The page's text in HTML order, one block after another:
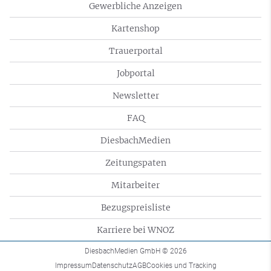
Gewerbliche Anzeigen
Kartenshop
Trauerportal
Jobportal
Newsletter
FAQ
DiesbachMedien
Zeitungspaten
Mitarbeiter
Bezugspreisliste
Karriere bei WNOZ
DiesbachMedien GmbH © 2026
ImpressumDatenschutzAGBCookies und Tracking